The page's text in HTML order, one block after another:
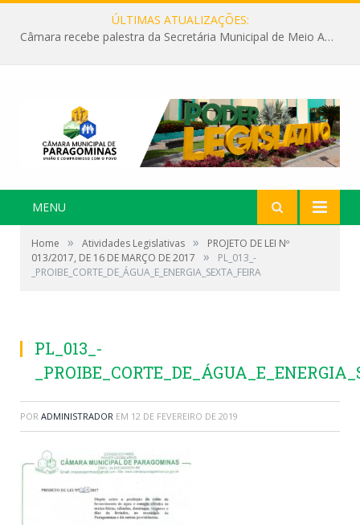
ÚLTIMAS ATUALIZAÇÕES:
Câmara recebe palestra da Secretária Municipal de Meio Ambiente sobre as ações da “SEMANA DO MEIO AMBIENTE”
MENU
Home » Atividades Legislativas »
PROJETO DE LEI Nº
013/2017, DE 16 DE MARÇO DE 2017
»
PL_013_-
_PROIBE_CORTE_DE_ÁGUA_E_ENERGIA_SEXTA_FEIRA
PL_013_-
POR ADMINISTRADOR EM 12 DE FEVEREIRO DE 2019